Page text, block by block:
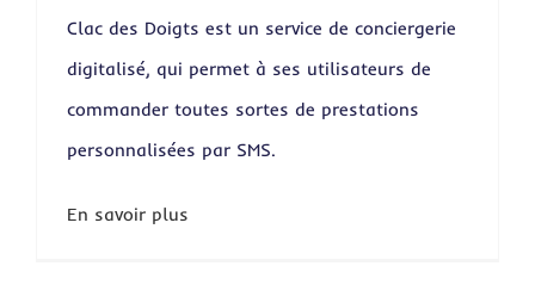
Clac des Doigts est un service de conciergerie
digitalisé, qui permet à ses utilisateurs de
commander toutes sortes de prestations
personnalisées par SMS.
En savoir plus